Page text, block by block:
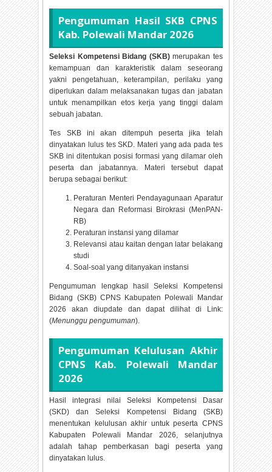
Pengumuman Hasil SKB CPNS
Kab. Polewali Mandar 2026
Seleksi Kompetensi Bidang (SKB)merupakan tes
kemampuan dan karakteristik dalam seseorang
yakni pengetahuan, keterampilan, perilaku yang
diperlukan dalam melaksanakan tugas dan jabatan
untuk menampilkan etos kerja yang tinggi dalam
sebuah jabatan.
Tes SKB ini akan ditempuh peserta jika telah
dinyatakan lulus tes SKD. Materi yang ada pada tes
SKB ini ditentukan posisi formasi yang dilamar oleh
peserta dan jabatannya. Materi tersebut dapat
berupa sebagai berikut:
Peraturan Menteri Pendayagunaan Aparatur
Negara dan Reformasi Birokrasi (MenPAN-
RB)
Peraturan instansi yang dilamar
Relevansi atau kaitan dengan latar belakang
studi
Soal-soal yang ditanyakan instansi
Pengumuman lengkap hasil Seleksi Kompetensi
Bidang (SKB) CPNS Kabupaten Polewali Mandar
2026 akan diupdate dan dapat dilihat di Link:
(Menunggu pengumuman).
Pengumuman Kelulusan Akhir
CPNS Kab. Polewali Mandar
2026
Hasil integrasi nilai Seleksi Kompetensi Dasar
(SKD) dan Seleksi Kompetensi Bidang (SKB)
menentukan kelulusan akhir untuk peserta CPNS
Kabupaten Polewali Mandar2026, selanjutnya
adalah tahap pemberkasan bagi peserta yang
dinyatakan lulus.